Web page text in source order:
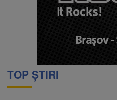
TOP ȘTIRI